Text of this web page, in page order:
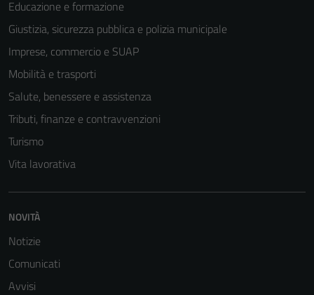
Educazione e formazione
Giustizia, sicurezza pubblica e polizia municipale
Imprese, commercio e SUAP
Mobilità e trasporti
Salute, benessere e assistenza
Tributi, finanze e contravvenzioni
Turismo
Vita lavorativa
NOVITÀ
Notizie
Comunicati
Avvisi